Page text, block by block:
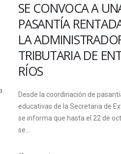
CAPACITACIÓN EN
INCENDIOS Y
EMERGENCIAS
Destinada a la comunidad FCyT, se
desarrolló una capacitación
accidentes y emergencias.
13 abril, 2022